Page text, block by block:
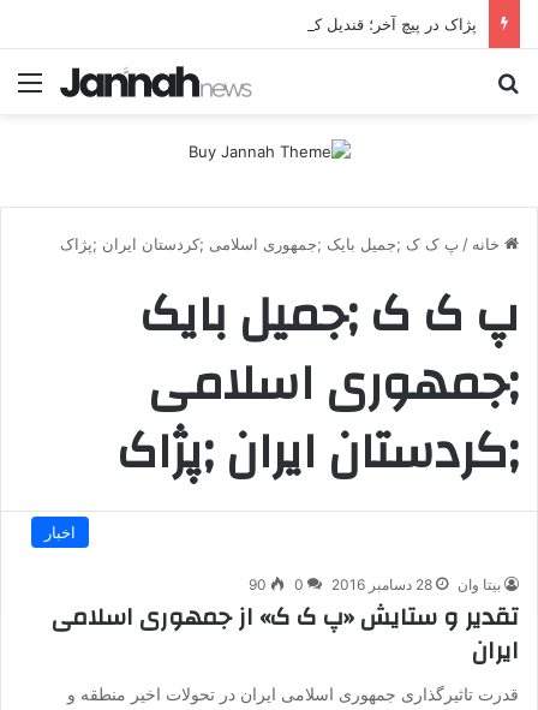
خانه / پ ک ک ;جمیل بایک ;جمهوری اسلامی ;کردستان ایران ;پژاک
پ ک ک ;جمیل بایک
;جمهوری اسلامی
;کردستان ایران ;پژاک
اخبار
بیتا وان 28 دسامبر 2016 0
90
تقدیر و ستایش «پ ک ک» از جمهوری اسلامی
ایران
قدرت تاثیرگذاری جمهوری اسلامی ایران در تحولات اخیر منطقه و